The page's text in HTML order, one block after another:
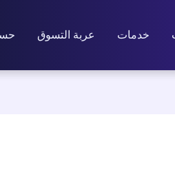
خدمات عربة التسوق